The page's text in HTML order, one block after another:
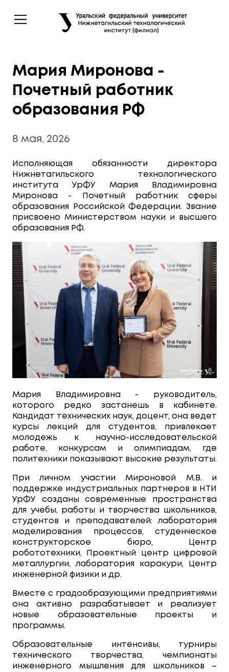
Мария Миронова -
Почетный работник
образования РФ
8 мая, 2026
Исполняющая обязанности директора
Нижнетагильского технологического
института УрФУ Мария Владимировна
Миронова - Почетный работник сферы
образования Российской Федерации. Звание
присвоено Министерством науки и высшего
образования РФ.
Мария Владимировна - руководитель,
которого редко застанешь в кабинете.
Кандидат технических наук, доцент, она ведет
курсы лекций для студентов, привлекает
молодежь к научно-исследовательской
работе, конкурсам и олимпиадам, где
политехники показывают высокие результаты.
При личном участии Мироновой М.В. и
поддержке индустриальных партнеров в НТИ
УрФУ созданы современные пространства
для учебы, работы и творчества школьников,
студентов и преподавателей: лаборатория
моделирования процессов, студенческое
конструкторское бюро, Центр
робототехники, Проектный центр цифровой
металлургии, лаборатория каракури, Центр
инженерной физики и др.
Вместе с градообразующими предприятиями
она активно разрабатывает и реализует
новые образовательные проекты и
программы.
Образовательные интенсивы, турниры
технического творчества, чемпионаты
инженерного мышления для школьников –